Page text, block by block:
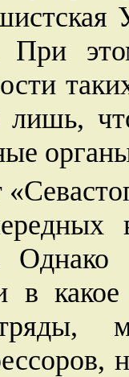
При
лишь,
в